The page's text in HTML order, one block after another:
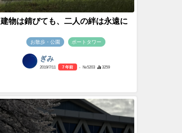
建物は錆びても、二人の絆は永遠に
お散歩・公園 ポートタワー
ぎみ
2019/7/11 7 年前 - №5203 3259